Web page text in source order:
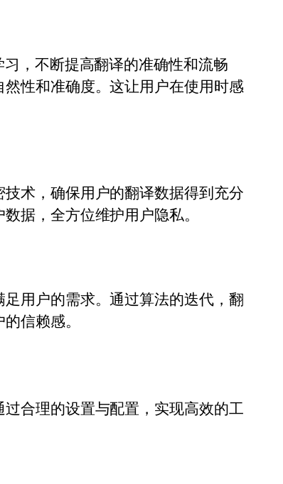
，不断提高翻译的准确性和流畅
性和准确度。这让用户在使用时感
术，确保用户的翻译数据得到充分
据，全方位维护用户隐私。
用户的需求。通过算法的迭代，翻
信赖感。
合理的设置与配置，实现高效的工